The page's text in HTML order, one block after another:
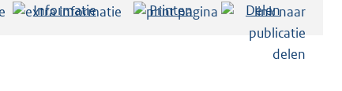
Informatie Printen Delen